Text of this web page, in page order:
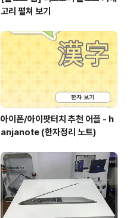
고리 펼쳐 보기
아이폰/아이팟터치 추천 어플 - h
anjanote (한자정리 노트)